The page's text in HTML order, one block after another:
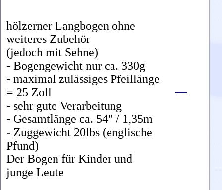
hölzerner Langbogen ohne
weiteres Zubehör
(jedoch mit Sehne)
- Bogengewicht nur ca. 330g
- maximal zulässiges Pfeillänge
= 25 Zoll
- sehr gute Verarbeitung
- Gesamtlänge ca. 54" / 1,35m
- Zuggewicht 20lbs (englische
Pfund)
Der Bogen für Kinder und
junge Leute